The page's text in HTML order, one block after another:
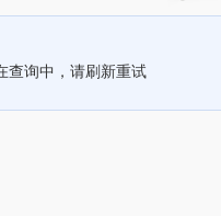
查询中，请刷新重试